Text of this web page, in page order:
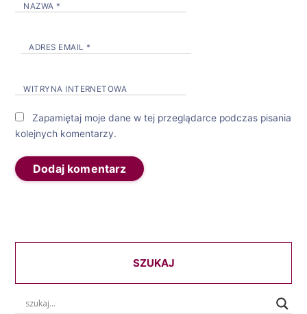
NAZWA *
ADRES EMAIL *
WITRYNA INTERNETOWA
Zapamiętaj moje dane w tej przeglądarce podczas pisania
kolejnych komentarzy.
SZUKAJ